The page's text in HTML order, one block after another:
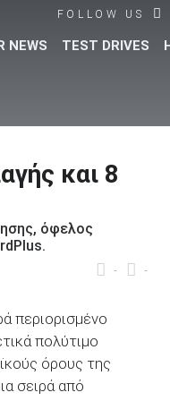
FOLLOW US
NEWS TEST DRIVES
αυτοκίνητο!
και 8
όφελος
- -
περιορισμένο
πολύτιμο
όρους της
σειρά από